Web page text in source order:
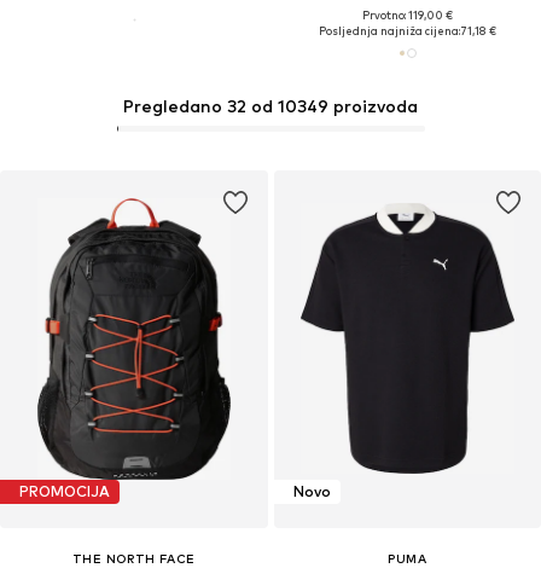
Prvotno: 119,00 €
Posljednja najniža cijena:71,18 €
PROMOCIJA
THE NORTH FACE
Novo
PUMA
Pregledano 32 od 10349 proizvoda